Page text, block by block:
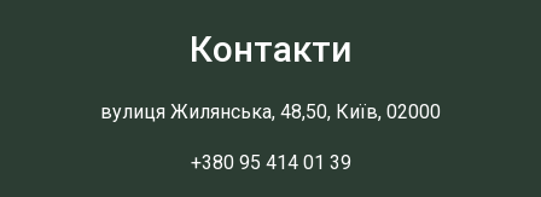
Контакти
вулиця Жилянська, 48,50, Київ, 02000
+380 95 414 01 39